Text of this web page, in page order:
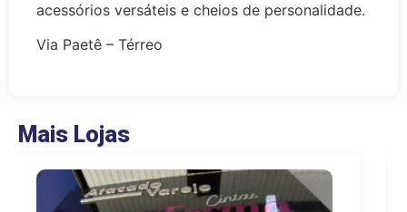
acessórios versáteis e cheios de personalidade.
Via Paetê – Térreo
Mais Lojas